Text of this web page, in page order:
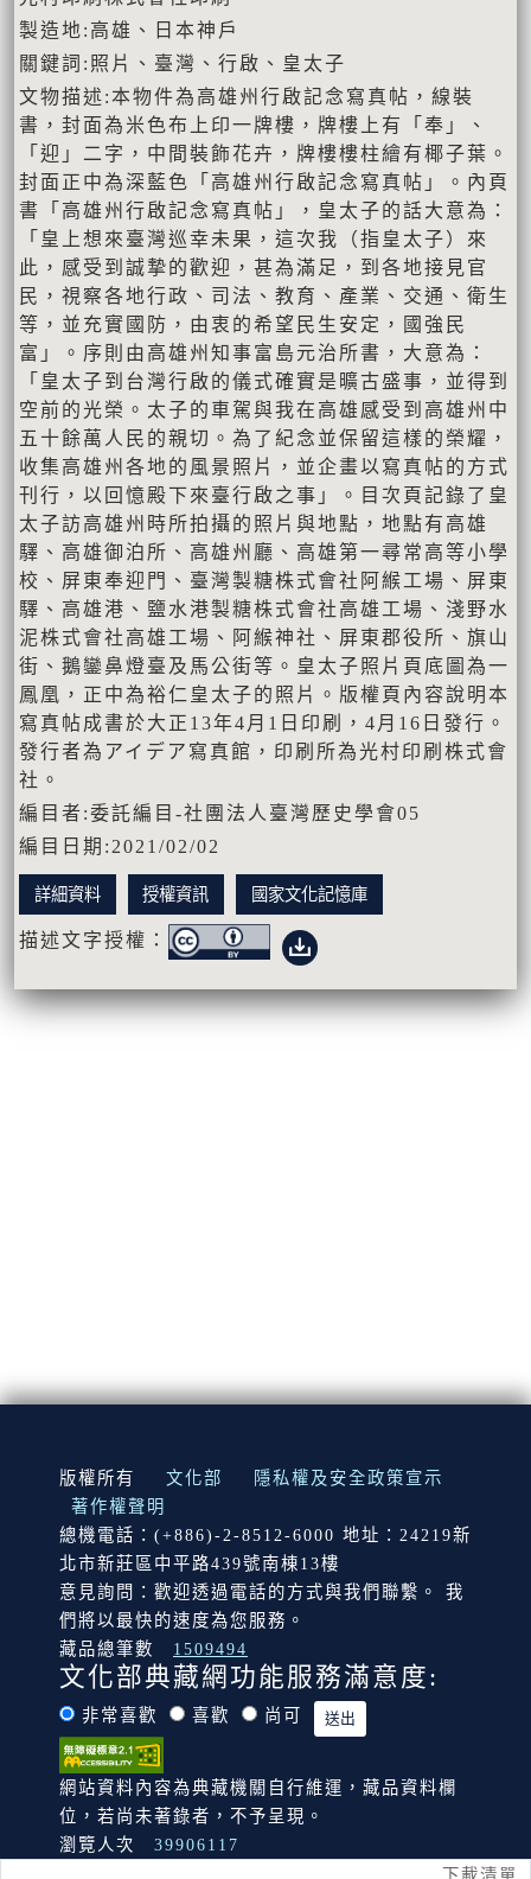
製造地:高雄、日本神戶
關鍵詞:照片、臺灣、行啟、皇太子
文物描述:本物件為高雄州行啟記念寫真帖，線裝
書，封面為米色布上印一牌樓，牌樓上有「奉」、
「迎」二字，中間裝飾花卉，牌樓樓柱繪有椰子葉。
封面正中為深藍色「高雄州行啟記念寫真帖」。內頁
書「高雄州行啟記念寫真帖」，皇太子的話大意為：
「皇上想來臺灣巡幸未果，這次我（指皇太子）來
此，感受到誠摯的歡迎，甚為滿足，到各地接見官
民，視察各地行政、司法、教育、產業、交通、衛生
等，並充實國防，由衷的希望民生安定，國強民
富」。序則由高雄州知事富島元治所書，大意為：
「皇太子到台灣行啟的儀式確實是曠古盛事，並得到
空前的光榮。太子的車駕與我在高雄感受到高雄州中
五十餘萬人民的親切。為了紀念並保留這樣的榮耀，
收集高雄州各地的風景照片，並企畫以寫真帖的方式
刊行，以回憶殿下來臺行啟之事」。目次頁記錄了皇
太子訪高雄州時所拍攝的照片與地點，地點有高雄
驛、高雄御泊所、高雄州廳、高雄第一尋常高等小學
校、屏東奉迎門、臺灣製糖株式會社阿緱工場、屏東
驛、高雄港、鹽水港製糖株式會社高雄工場、淺野水
泥株式會社高雄工場、阿緱神社、屏東郡役所、旗山
街、鵝鑾鼻燈臺及馬公街等。皇太子照片頁底圖為一
鳳凰，正中為裕仁皇太子的照片。版權頁內容說明本
寫真帖成書於大正13年4月1日印刷，4月16日發行。
發行者為アイデア寫真館，印刷所為光村印刷株式會
社。
編目者:委託編目-社團法人臺灣歷史學會05
編目日期:2021/02/02
詳細資料 授權資訊 國家文化記憶庫
描述文字授權：
:::
版權所有 文化部
隱私權及安全政策宣示
著作權聲明
總機電話：(+886)-2-8512-6000 地址：24219新
北市新莊區中平路439號南棟13樓
意見詢問：歡迎透過電話的方式與我們聯繫。 我
們將以最快的速度為您服務。
藏品總筆數
1509494
文化部典藏網功能服務滿意度:
非常喜歡 喜歡 尚可
網站資料內容為典藏機關自行維運，藏品資料欄
位，若尚未著錄者，不予呈現。
瀏覽人次
39906117